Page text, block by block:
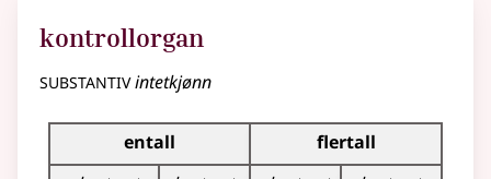
kontrollorgan
substantivintetkjønn
Bøyingstabell for dette substantivet
entall
flertall